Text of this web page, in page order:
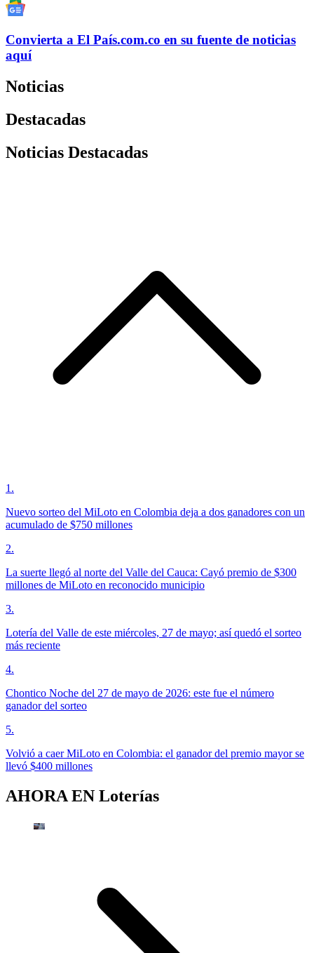
Convierta a El País.com.co en su fuente de noticias
aquí
Noticias
Destacadas
Noticias Destacadas
1 .
Nuevo sorteo del MiLoto en Colombia deja a dos ganadores con un
acumulado de $750 millones
2.
La suerte llegó al norte del Valle del Cauca: Cayó premio de $300
millones de MiLoto en reconocido municipio
3.
Lotería del Valle de este miércoles, 27 de mayo; así quedó el sorteo
más reciente
4.
Chontico Noche del 27 de mayo de 2026: este fue el número
ganador del sorteo
5.
Volvió a caer MiLoto en Colombia: el ganador del premio mayor se
llevó $400 millones
AHORA EN Loterías